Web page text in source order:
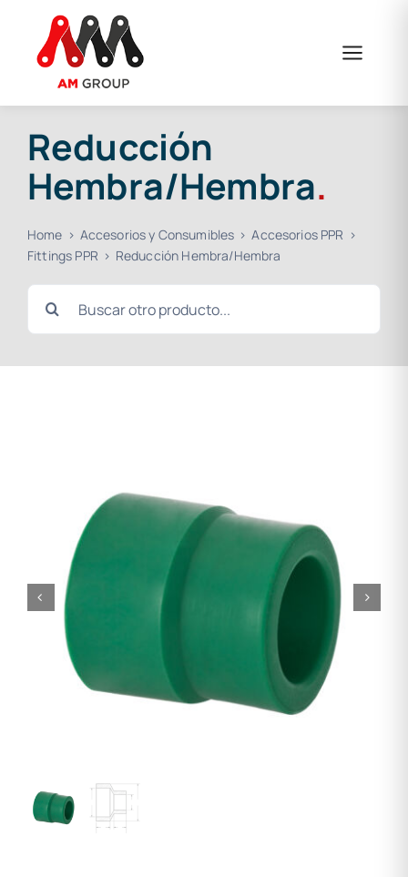
contenido
Reducción
Hembra/Hembra.
Home Accesorios y Consumibles
Accesorios PPR
Fittings PPR
Reducción Hembra/Hembra
Buscar: